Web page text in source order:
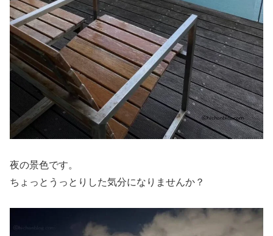
夜の景色です。
ちょっとうっとりした気分になりませんか？